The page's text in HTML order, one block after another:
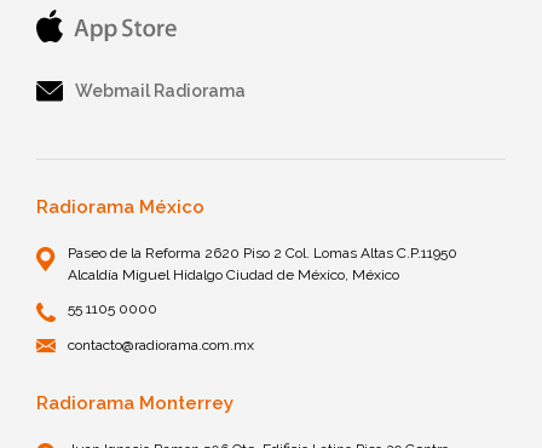
Webmail Radiorama
Radiorama México
Paseo de la Reforma 2620 Piso 2 Col. Lomas Altas C.P.11950
Alcaldía Miguel Hidalgo Ciudad de México, México
55 1105 0000
contacto@radiorama.com.mx
Radiorama Monterrey